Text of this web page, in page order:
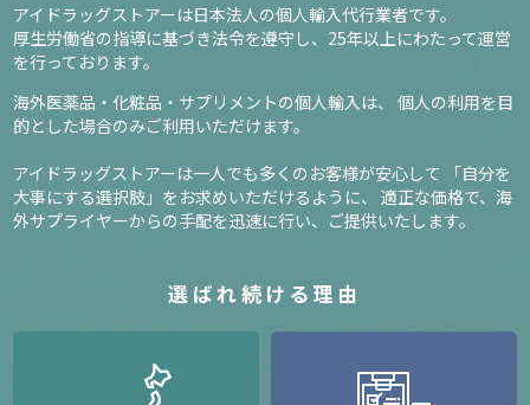
アイドラッグストアーは日本法人の個人輸入代行業者です。
厚生労働省の指導に基づき法令を遵守し、 25年以上にわたって運営
を行っております。
海外医薬品・化粧品・サプリメントの個人輸入は、
個人の利用を目
的とした場合のみご利用いただけます。
アイドラッグストアーは一人でも多くのお客様が安心して
「自分を
大事にする選択肢」をお求めいただけるように、
適正な価格で、海
外サプライヤーからの手配を迅速に行い、ご提供いたします。
選ばれ続ける理由